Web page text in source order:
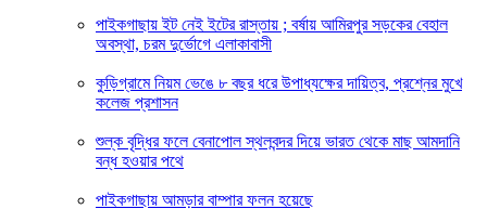
পাইকগাছায় ইট নেই ইটের রাস্তায় ; বর্ষায় আমিরপুর সড়কের বেহাল
অবস্থা, চরম দুর্ভোগে এলাকাবাসী
কুড়িগ্রামে নিয়ম ভেঙে ৮ বছর ধরে উপাধ্যক্ষের দায়িত্ব, প্রশ্নের মুখে
কলেজ প্রশাসন
শুল্ক বৃদ্ধির ফলে বেনাপোল স্থলবন্দর দিয়ে ভারত থেকে মাছ আমদানি
বন্ধ হওয়ার পথে
পাইকগাছায় আমড়ার বাম্পার ফলন হয়েছে